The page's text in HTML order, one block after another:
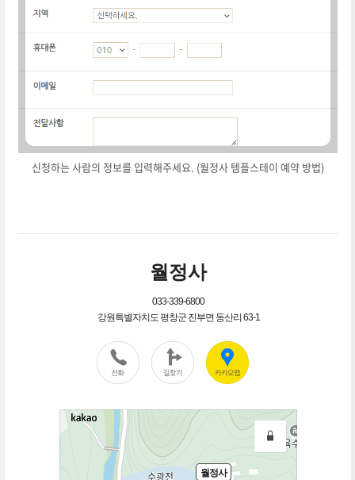
신청하는 사람의 정보를 입력해주세요. (월정사 템플스테이 예약 방법)